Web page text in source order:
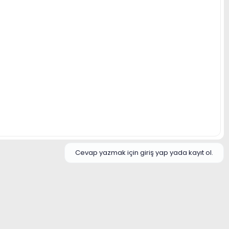
Cevap yazmak için giriş yap yada kayıt ol.